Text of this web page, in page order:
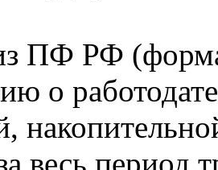
ПФ РФ
о
весь период